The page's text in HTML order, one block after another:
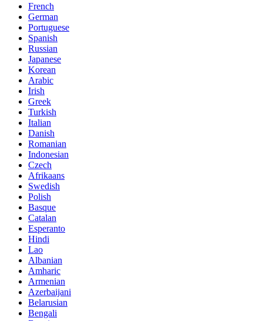
French
German
Portuguese
Spanish
Russian
Japanese
Korean
Arabic
Irish
Greek
Turkish
Italian
Danish
Romanian
Indonesian
Czech
Afrikaans
Swedish
Polish
Basque
Catalan
Esperanto
Hindi
Lao
Albanian
Amharic
Armenian
Azerbaijani
Belarusian
Bengali